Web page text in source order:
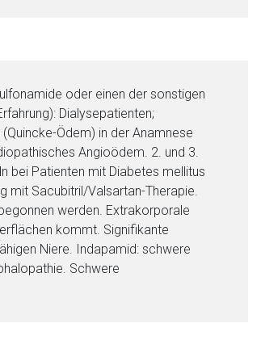
oder einen der sonstigen
Dialysepatienten;
Ödem) in der Anamnese
Angioödem. 2. und 3.
bei Patienten mit Diabetes mellitus
mit Sacubitril/Valsartan-Therapie.
werden. Extrakorporale
kommt. Signifikante
Niere. Indapamid: schwere
Schwere